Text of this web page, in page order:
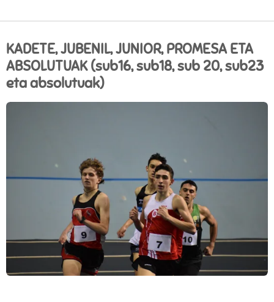
KADETE, JUBENIL, JUNIOR, PROMESA ETA
ABSOLUTUAK (sub16, sub18, sub 20, sub23
eta absolutuak)